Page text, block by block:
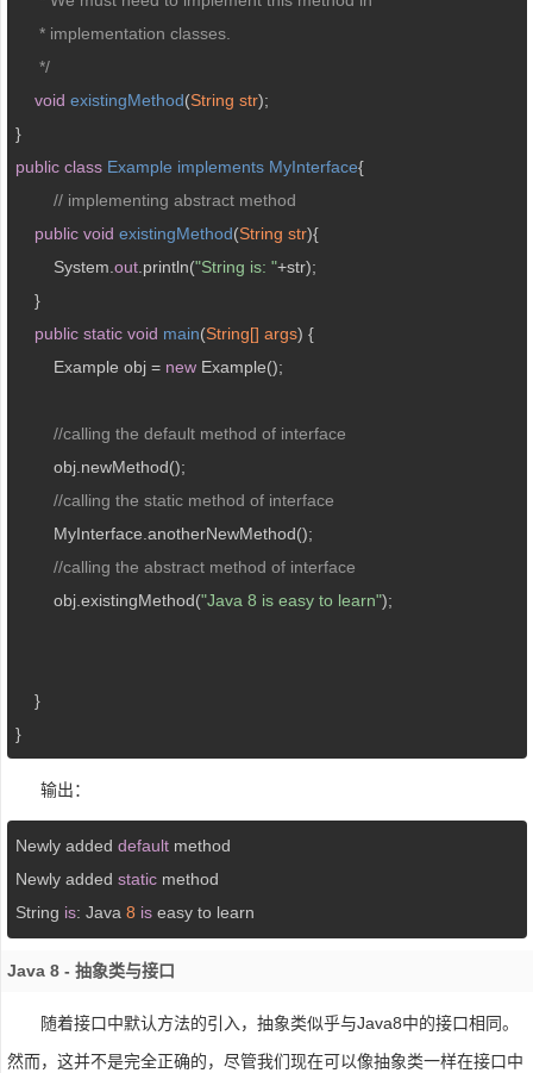
     * implementation classes.
     */
void existingMethod(String str);
public class Example implements MyInterface{
// implementing abstract method
public void existingMethod(String str){
        System.
out .println("String is: "+str);
    }
public static void main(String[] args) {
    	Example obj =
new Example();
//calling the default method of interface
        obj.newMethod();
//calling the static method of interface
        MyInterface.anotherNewMethod();
//calling the abstract method of interface
        obj.existingMethod(
"Java 8 is easy to learn");
    }
}
输出：
Newly added default method
Newly added static method
String is: Java 8 is
Java 8 - 抽象类与接口
随着接口中默认方法的引入，抽象类似乎与Java8中的接口相同。
然而，这并不是完全正确的，尽管我们现在可以像抽象类一样在接口中